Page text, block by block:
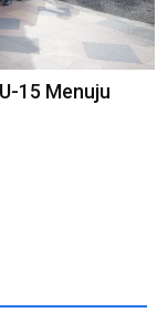
15 Menuju